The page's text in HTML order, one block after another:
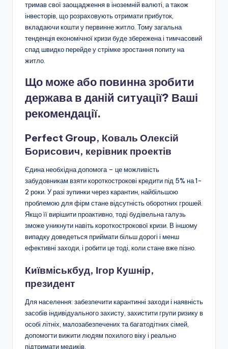
тримав свої заощадження в іноземній валюті, а також
інвесторів, що розраховують отримати прибуток,
вкладаючи кошти у первинне житло. Тому загальна
тенденція економічної кризи буде збережена і тимчасовий
спад швидко перейде у стрімке зростання попиту на
житло.
Що може або повинна зробити
держава в даній ситуації? Ваші
рекомендації.
Perfect Group, Коваль Олексій
Борисович, керівник проектів
Єдина необхідна допомога – це можливість
забудовникам взяти короткострокові кредити під 5% на 1-
2 роки. У разі зупинки через карантин, найбільшою
проблемою для фірм стане відсутність оборотних грошей.
Якщо її вирішити проактивно, тоді будівельна галузь
зможе уникнути навіть короткострокової кризи. В іншому
випадку доведеться приймати більш дорогі і менш
ефективні заходи, і робити це тоді, коли стане вже пізно.
Київміськбуд, Ігор Кушнір,
президент
Для населення: забезпечити карантинні заходи і наявність
засобів індивідуального захисту, захистити групи ризику в
особі літніх, малозабезпечених та багатодітних сімей,
допомогти вижити людям похилого віку і реально
підтримати медиків.